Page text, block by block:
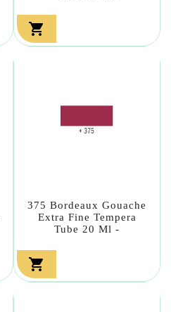

375 Bordeaux Gouache
Extra Fine Tempera
Tube 20 Ml -
